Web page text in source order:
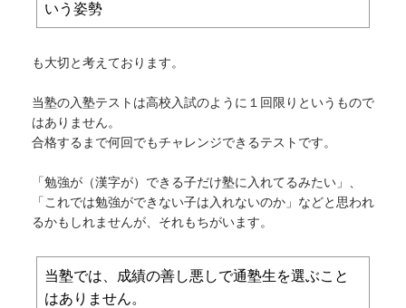
いう姿勢
も大切と考えております。
当塾の入塾テストは高校入試のように１回限りというもので
はありません。
合格するまで何回でもチャレンジできるテストです。
「勉強が（漢字が）できる子だけ塾に入れてるみたい」、
「これでは勉強ができない子は入れないのか」などと思われ
るかもしれませんが、それもちがいます。
当塾では、成績の善し悪しで通塾生を選ぶこと
はありません。